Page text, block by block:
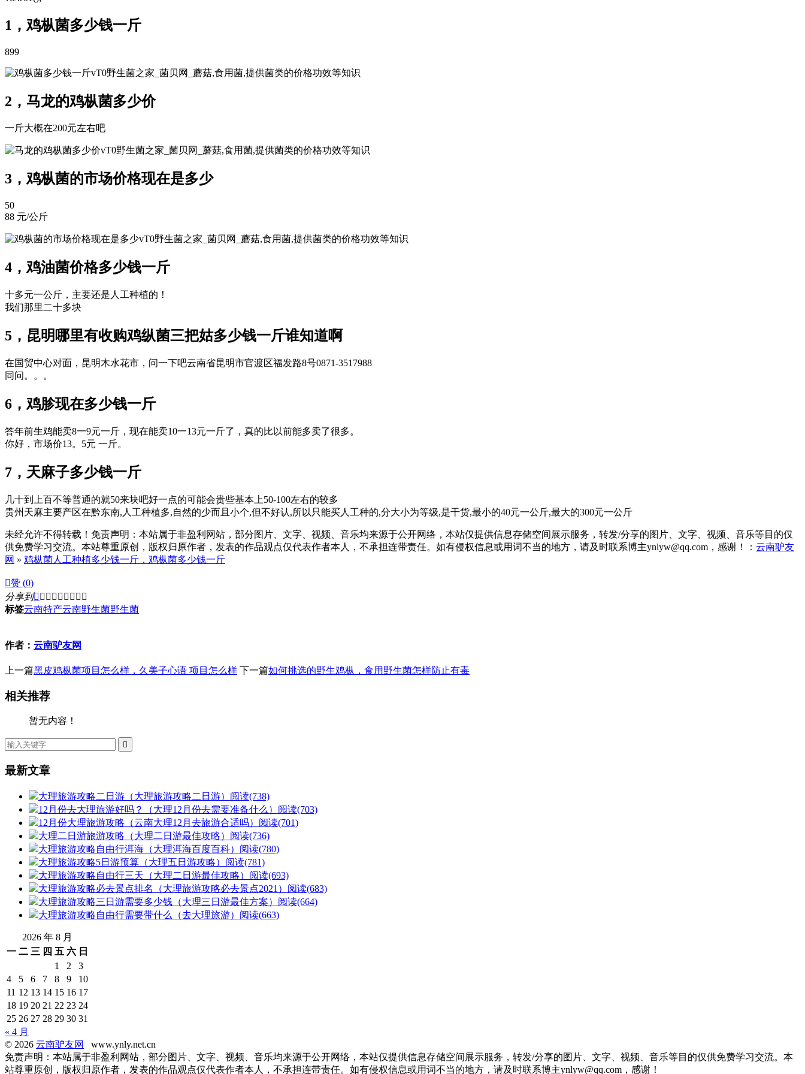
1，鸡枞菌多少钱一斤
899
vT0野生菌之家_菌贝网_蘑菇,食用菌,提供菌类的价格功效等知识
2，马龙的鸡枞菌多少价
一斤大概在200元左右吧
vT0野生菌之家_菌贝网_蘑菇,食用菌,提供菌类的价格功效等知识
3，鸡枞菌的市场价格现在是多少
50
88 元/公斤
vT0野生菌之家_菌贝网_蘑菇,食用菌,提供菌类的价格功效等知识
4，鸡油菌价格多少钱一斤
十多元一公斤，主要还是人工种植的！
我们那里二十多块
5，昆明哪里有收购鸡纵菌三把姑多少钱一斤谁知道啊
在国贸中心对面，昆明木水花市，问一下吧云南省昆明市官渡区福发路8号0871-3517988
同问。。。
6，鸡胗现在多少钱一斤
答年前生鸡能卖8一9元一斤，现在能卖10一13元一斤了，真的比以前能多卖了很多。
你好，市场价13。5元 一斤。
7，天麻子多少钱一斤
几十到上百不等普通的就50来块吧好一点的可能会贵些基本上50-100左右的较多
贵州天麻主要产区在黔东南,人工种植多,自然的少而且小个,但不好认,所以只能买人工种的,分大小为等级,是干货,最小的40元一公斤,最大的300元一公斤
未经允许不得转载！免责声明：本站属于非盈利网站，部分图片、文字、视频、音乐均来源于公开网络，本站仅提供信息存储空间展示服务，转发/分享的图片、文字、视频、音乐等目的仅
供免费学习交流。本站尊重原创，版权归原作者，发表的作品观点仅代表作者本人，不承担连带责任。如有侵权信息或用词不当的地方，请及时联系博主ynlyw@qq.com，感谢！： 云南驴友
网 » 鸡枞菌人工种植多少钱一斤，鸡枞菌多少钱一斤
赞 (0)
分享到        
标签云南特产云南野生菌野生菌
作者： 云南驴友网
上一篇黑皮鸡枞菌项目怎么样，久美子心语 项目怎么样 下一篇如何挑选的野生鸡枞，食用野生菌怎样防止有毒
相关推荐
暂无内容！

最新文章
大理旅游攻略二日游（大理旅游攻略二日游） 阅读(738)
12月份去大理旅游好吗？（大理12月份去需要准备什么） 阅读(703)
12月份大理旅游攻略（云南大理12月去旅游合适吗） 阅读(701)
大理二日游旅游攻略（大理二日游最佳攻略） 阅读(736)
大理旅游攻略自由行洱海（大理洱海百度百科） 阅读(780)
大理旅游攻略5日游预算（大理五日游攻略） 阅读(781)
大理旅游攻略自由行三天（大理二日游最佳攻略） 阅读(693)
大理旅游攻略必去景点排名（大理旅游攻略必去景点2021） 阅读(683)
大理旅游攻略三日游需要多少钱（大理三日游最佳方案） 阅读(664)
大理旅游攻略自由行需要带什么（去大理旅游） 阅读(663)
2026 年 8 月
一 二 三 四 五 六 日
1
2
3
4
5 6 7 8 9
10
11 12 13 14 15 16 17
18 19 20 21 22 23 24
25 26 27 28 29 30 31
« 4 月
© 2026 云南驴友网
www.ynly.net.cn
免责声明：本站属于非盈利网站，部分图片、文字、视频、音乐均来源于公开网络，本站仅提供信息存储空间展示服务，转发/分享的图片、文字、视频、音乐等目的仅供免费学习交流。本
站尊重原创，版权归原作者，发表的作品观点仅代表作者本人，不承担连带责任。如有侵权信息或用词不当的地方，请及时联系博主ynlyw@qq.com，感谢！